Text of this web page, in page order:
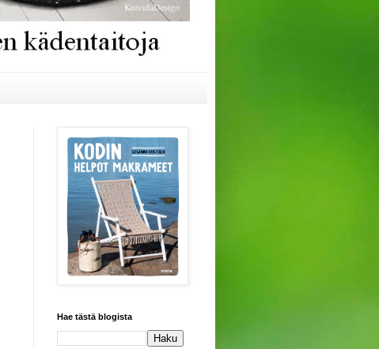
Hae tästä blogista